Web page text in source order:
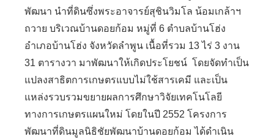
พัฒนา นำที่ดินซึ่งพระอาจารย์สุชินวิมโล น้อมเกล้าฯ
ถวาย บริเวณบ้านดอยก้อม หมู่ที่ 6 ตำบลบ้านโฮ่ง
อำเภอบ้านโฮ่ง จังหวัดลำพูน เนื้อที่รวม 13 ไร่ 3 งาน
31 ตารางวา มาพัฒนาให้เกิดประโยชน์ โดยจัดทำเป็น
แปลงสาธิตการเกษตรแบบไม่ใช้สารเคมี และเป็น
แหล่งรวบรวมขยายผลการศึกษาวิจัยเทคโนโลยี
ทางการเกษตรแผนใหม่ โดยในปี 2552 โครงการ
พัฒนาที่ดินมูลนิธิชัยพัฒนาบ้านดอยก้อม ได้ดำเนิน